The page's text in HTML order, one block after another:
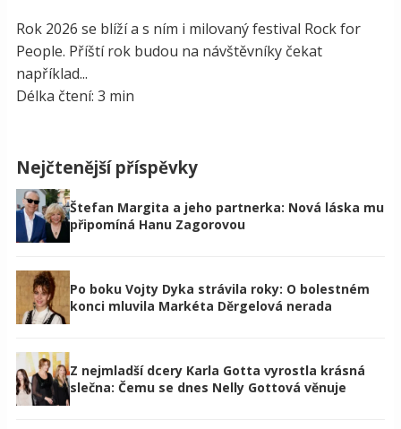
Rok 2026 se blíží a s ním i milovaný festival Rock for
People. Příští rok budou na návštěvníky čekat
například...
Délka čtení: 3 min
Nejčtenější příspěvky
Štefan Margita a jeho partnerka: Nová láska mu
připomíná Hanu Zagorovou
Po boku Vojty Dyka strávila roky: O bolestném
konci mluvila Markéta Děrgelová nerada
Z nejmladší dcery Karla Gotta vyrostla krásná
slečna: Čemu se dnes Nelly Gottová věnuje